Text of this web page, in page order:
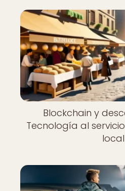
Blockchain y
Tecnología al
local